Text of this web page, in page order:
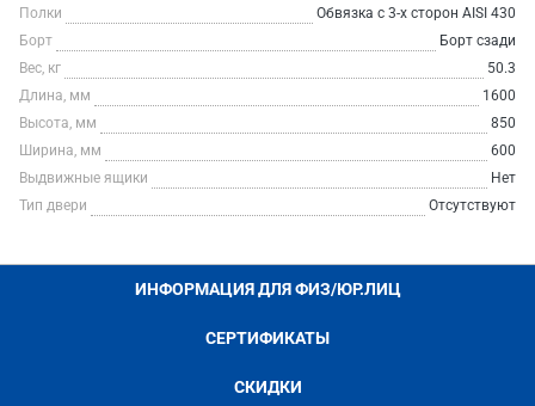
Полки
Обвязка с 3-х сторон AISI 430
Борт
Борт сзади
Вес, кг
50.3
Длина, мм
1600
Высота, мм
850
Ширина, мм
600
Выдвижные ящики
Нет
Тип двери
Отсутствуют
ИНФОРМАЦИЯ ДЛЯ ФИЗ/ЮР.ЛИЦ
СЕРТИФИКАТЫ
СКИДКИ